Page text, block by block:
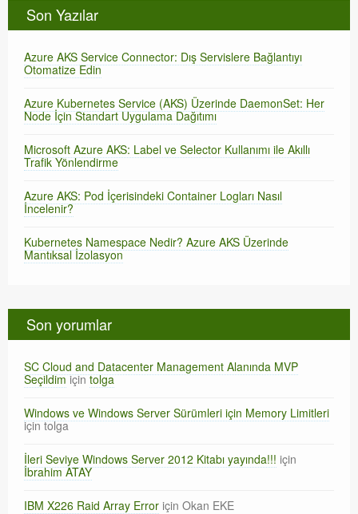
Son Yazılar
Azure AKS Service Connector: Dış Servislere Bağlantıyı
Otomatize Edin
Azure Kubernetes Service (AKS) Üzerinde DaemonSet: Her
Node İçin Standart Uygulama Dağıtımı
Microsoft Azure AKS: Label ve Selector Kullanımı ile Akıllı
Trafik Yönlendirme
Azure AKS: Pod İçerisindeki Container Logları Nasıl
İncelenir?
Kubernetes Namespace Nedir? Azure AKS Üzerinde
Mantıksal İzolasyon
Son yorumlar
SC Cloud and Datacenter Management Alanında MVP
Seçildimiçintolga
Windows ve Windows Server Sürümleri için Memory Limitleri
içintolga
İleri Seviye Windows Server 2012 Kitabı yayında!!! için
İbrahim ATAY
IBM X226 Raid Array Error için Okan EKE